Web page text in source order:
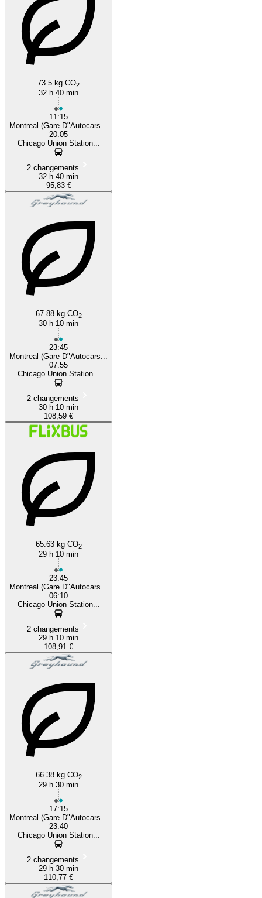
Chicago, IL
73.5 kg CO2
32 h 40 min
11:15
Montreal (Gare D"Autocars...
20:05
Chicago Union Station...
2 changements
32 h 40 min
95,83 €
67.88 kg CO2
30 h 10 min
23:45
Montreal (Gare D"Autocars...
07:55
Chicago Union Station...
2 changements
30 h 10 min
108,59 €
65.63 kg CO2
29 h 10 min
23:45
Montreal (Gare D"Autocars...
06:10
Chicago Union Station...
2 changements
29 h 10 min
108,91 €
66.38 kg CO2
29 h 30 min
17:15
Montreal (Gare D"Autocars...
23:40
Chicago Union Station...
2 changements
29 h 30 min
110,77 €